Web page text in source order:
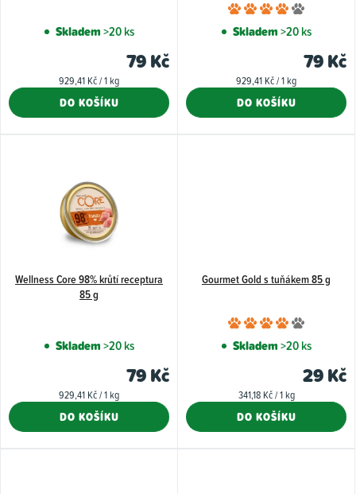
t
ů
Skladem>20 ks
79 Kč
Měrná
929,41 Kč / 1 kg
DO KOŠÍKU
je
4,0
Skladem>20 ks
79 Kč
Měrná
929,41 Kč / 1 kg
DO KOŠÍKU
Wellness Core 98% krůtí receptura
85 g
Skladem>20 ks
79 Kč
Měrná
929,41 Kč / 1 kg
DO KOŠÍKU
Gourmet Gold s tuňákem 85 g
je
4,0
5
Skladem>20 ks
29 Kč
Měrná
341,18 Kč / 1 kg
DO KOŠÍKU